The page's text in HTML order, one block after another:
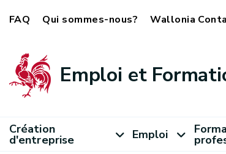
FAQ Qui sommes-nous? Wallonia
Emploi et
Création
d'entreprise Emploi